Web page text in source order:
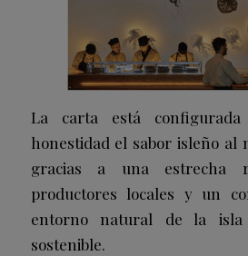
La carta está
honestidad el sabor isleño al
gracias a una estrecha
productores locales y un
entorno natural de la
sostenible.